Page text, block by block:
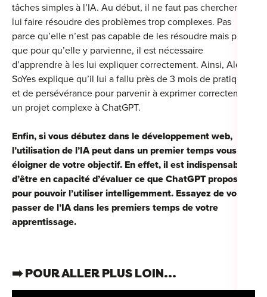
tâches simples à l’IA. Au début, il ne faut pas chercher à
lui faire résoudre des problèmes trop complexes. Pas
parce qu’elle n’est pas capable de les résoudre mais parce
que pour qu’elle y parvienne, il est nécessaire
d’apprendre à les lui expliquer correctement. Ainsi, Alex
SoYes explique qu’il lui a fallu près de 3 mois de pratique
et de persévérance pour parvenir à exprimer correctement
un projet complexe à ChatGPT.
Enfin, si vous débutez dans le développement web,
l’utilisation de l’IA peut dans un premier temps vous
éloigner de votre objectif. En effet, il est indispensable
d’être en capacité d’évaluer ce que ChatGPT propose
pour pouvoir l’utiliser intelligemment. Essayez de vous
passer de l’IA dans les premiers temps de votre
apprentissage.
➡️ POUR ALLER PLUS LOIN...